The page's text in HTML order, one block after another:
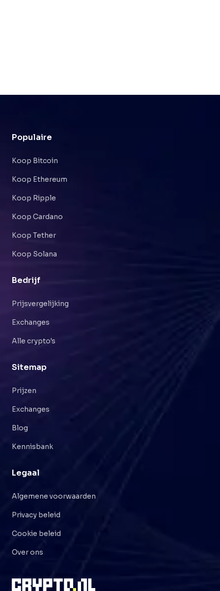
Populaire
Koop Bitcoin
Koop Ethereum
Koop Ripple
Koop Cardano
Koop Tether
Koop Solana
Bedrijf
Prijsvergelijking
Exchanges
Alle crypto's
Sitemap
Prijzen
Exchanges
Blog
Kennisbank
Legaal
Algemene voorwaarden
Privacy beleid
Cookie beleid
Over ons